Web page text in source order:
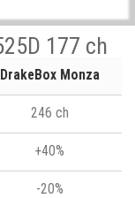
177 ch
DrakeBox Monza
246 ch
+40%
-20%